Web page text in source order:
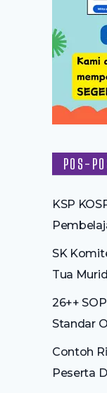
POS-
KSP
SK
Tua
26++
Standar
Contoh
Peserta